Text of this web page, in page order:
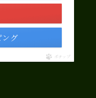
グ
ポチップ